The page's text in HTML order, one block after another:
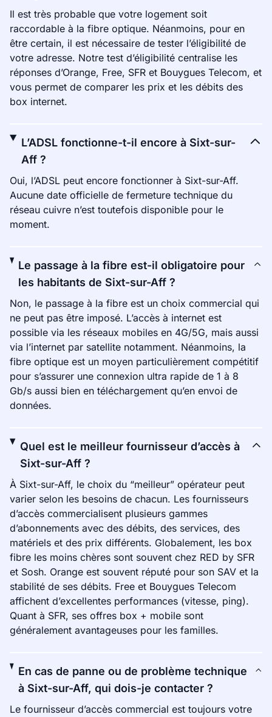
Il est très probable que votre logement soit
raccordable à la fibre optique. Néanmoins, pour en
être certain, il est nécessaire de tester l’éligibilité de
votre adresse. Notre test d’éligibilité centralise les
réponses d’Orange, Free, SFR et Bouygues Telecom, et
vous permet de comparer les prix et les débits des
box internet.
L’ADSL fonctionne-t-il encore à Sixt-sur-
Aff ?
Oui, l’ADSL peut encore fonctionner à Sixt-sur-Aff.
Aucune date officielle de fermeture technique du
réseau cuivre n’est toutefois disponible pour le
moment.
Le passage à la fibre est-il obligatoire pour
les habitants de Sixt-sur-Aff ?
Non, le passage à la fibre est un choix commercial qui
ne peut pas être imposé. L’accès à internet est
possible via les réseaux mobiles en 4G/5G, mais aussi
via l’internet par satellite notamment. Néanmoins, la
fibre optique est un moyen particulièrement compétitif
pour s’assurer une connexion ultra rapide de 1 à 8
Gb/s aussi bien en téléchargement qu’en envoi de
données.
Quel est le meilleur fournisseur d’accès à
Sixt-sur-Aff ?
À Sixt-sur-Aff, le choix du “meilleur” opérateur peut
varier selon les besoins de chacun. Les fournisseurs
d’accès commercialisent plusieurs gammes
d’abonnements avec des débits, des services, des
matériels et des prix différents. Globalement, les box
fibre les moins chères sont souvent chez RED by SFR
et Sosh. Orange est souvent réputé pour son SAV et la
stabilité de ses débits. Free et Bouygues Telecom
affichent d’excellentes performances (vitesse, ping).
Quant à SFR, ses offres box + mobile sont
généralement avantageuses pour les familles.
En cas de panne ou de problème technique
à Sixt-sur-Aff, qui dois-je contacter ?
Le fournisseur d’accès commercial est toujours votre